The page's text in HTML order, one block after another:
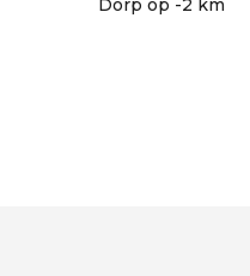
Dorp op -2 km